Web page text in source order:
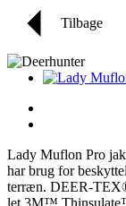
Tilbage
Lady Muflon Pro
har brug for
terræn. DEER-
let 3M™